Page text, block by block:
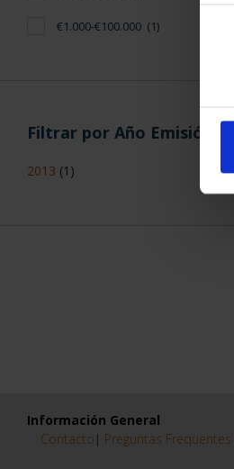
€1.000-€100.000 (1)
Filtrar por Año Emisión
2013 (1)
Información General
Contacto | Preguntas Frequentes